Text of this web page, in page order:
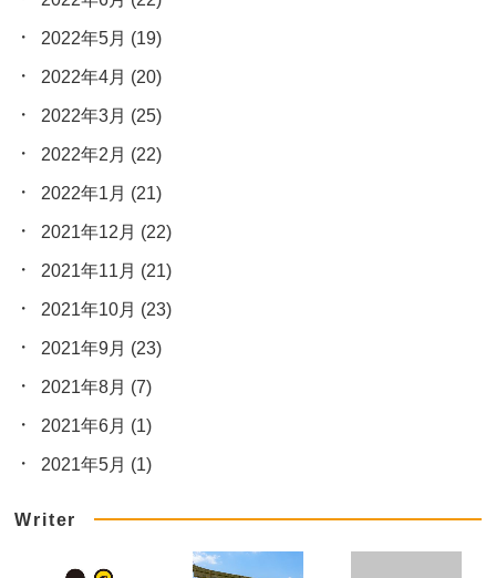
2022年5月 (19)
2022年4月 (20)
2022年3月 (25)
2022年2月 (22)
2022年1月 (21)
2021年12月 (22)
2021年11月 (21)
2021年10月 (23)
2021年9月 (23)
2021年8月 (7)
2021年6月 (1)
2021年5月 (1)
Writer